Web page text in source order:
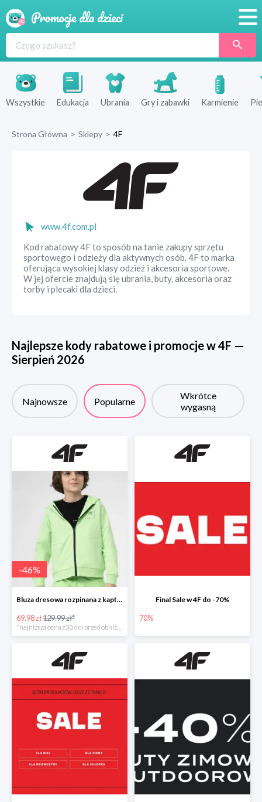
Produkty
Sklepy
Wszystkie Edukacja Ubrania Gry i zabawki Karmienie
Strona Główna > Sklepy > 4F
www.4f.com.pl
Kod rabatowy 4F to sposób na tanie zakupy sprzętu
sportowego i odzieży dla aktywnych osób. 4F to marka
oferująca wysokiej klasy odzież i akcesoria sportowe.
W jej ofercie znajdują się ubrania, buty, akcesoria oraz
torby i plecaki dla dzieci.
Najlepsze kody rabatowe i promocje w4F —
Sierpień 2026
Najnowsze Popularne
Wkrótce
wygasną
-46%
Bluza dresowa rozpinana z kapturem chłopięca
69.98 zł129.99 zł*
*najniższa cena z 30 dni przed obniżką
Final Sale w 4F do -70%
70%